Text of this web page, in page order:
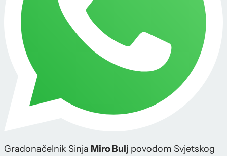
Gradonačelnik Sinja Miro Bulj povodom Svjetskog